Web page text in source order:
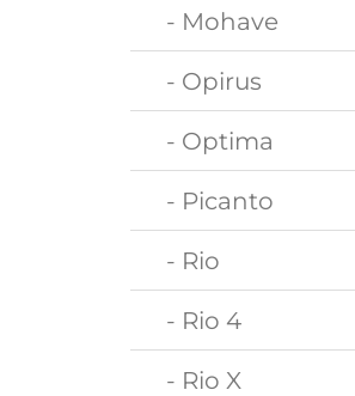
- Mohave
- Opirus
- Optima
- Picanto
- Rio
- Rio 4
- Rio X